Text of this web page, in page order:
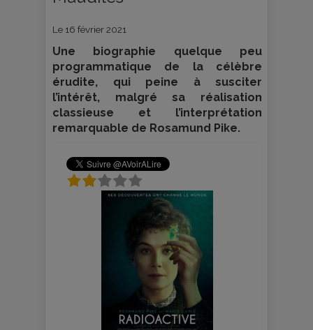
Le 16 février 2021
Une biographie quelque peu
programmatique de la célèbre
érudite, qui peine à susciter
l’intérêt, malgré sa réalisation
classieuse et l’interprétation
remarquable de Rosamund Pike.